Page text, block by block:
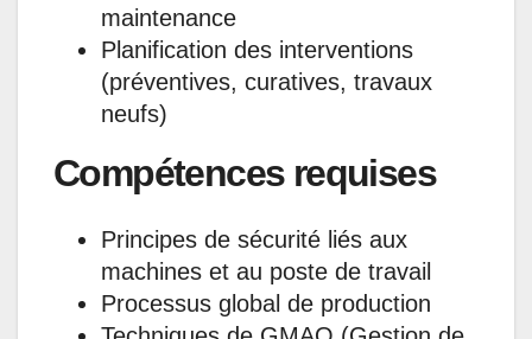
maintenance
Planification des interventions
(préventives, curatives, travaux
neufs)
Compétences requises
Principes de sécurité liés aux
machines et au poste de travail
Processus global de production